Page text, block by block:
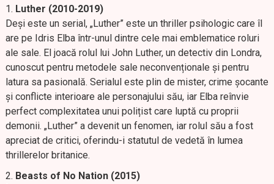
Luther (2010-2019)
Deși este un serial, „Luther” este un thriller psihologic care îl
are pe Idris Elba într-unul dintre cele mai emblematice roluri
ale sale. El joacă rolul lui John Luther, un detectiv din Londra,
cunoscut pentru metodele sale neconvenționale și pentru
latura sa pasională. Serialul este plin de mister, crime șocante
și conflicte interioare ale personajului său, iar Elba reînvie
perfect complexitatea unui polițist care luptă cu proprii
demonii. „Luther” a devenit un fenomen, iar rolul său a fost
apreciat de critici, oferindu-i statutul de vedetă în lumea
thrillerelor britanice.
Beasts of No Nation (2015)